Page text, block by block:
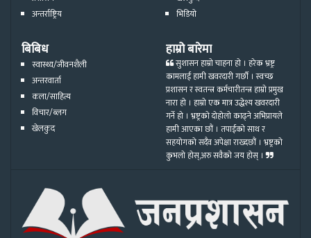
अन्तर्राष्ट्रिय
भिडियो
बिबिध
स्वास्थ्य/जीवनशैली
अन्तरवार्ता
कला/साहित्य
विचार/ब्लग
खेलकुद
हाम्रो बारेमा
सुशासन हाम्रो चाहना हो । हरेक भ्रष्ट्र
कामलाई हामी खवरदारी गर्छौ । स्वच्छ
प्रशासन र स्वतन्त्र कर्मचारीतन्त्र हाम्रो प्रमुख
नारा हो । हाम्रो एक मात्र उद्धेश्य खवरदारी
गर्ने हो । भ्रष्ट्रको दोहोलो काढ्ने अभिप्रायले
हामी आएका छौं । तपाईको साथ र
सहयोगको सदैव अपेक्षा राख्दछौं । भ्रष्ट्रको
कुभलो होस्,अरु सवैको जय होस् ।